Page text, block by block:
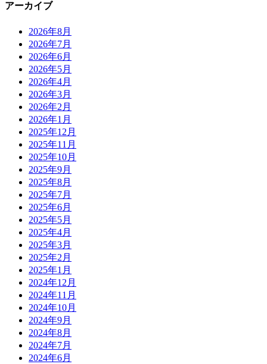
アーカイブ
2026年8月
2026年7月
2026年6月
2026年5月
2026年4月
2026年3月
2026年2月
2026年1月
2025年12月
2025年11月
2025年10月
2025年9月
2025年8月
2025年7月
2025年6月
2025年5月
2025年4月
2025年3月
2025年2月
2025年1月
2024年12月
2024年11月
2024年10月
2024年9月
2024年8月
2024年7月
2024年6月